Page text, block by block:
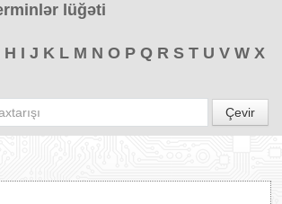
TƏDBİRLƏR
PROQRAMLAR
lüğəti
H I J K L M N O P Q R S T U V W X
Çevir